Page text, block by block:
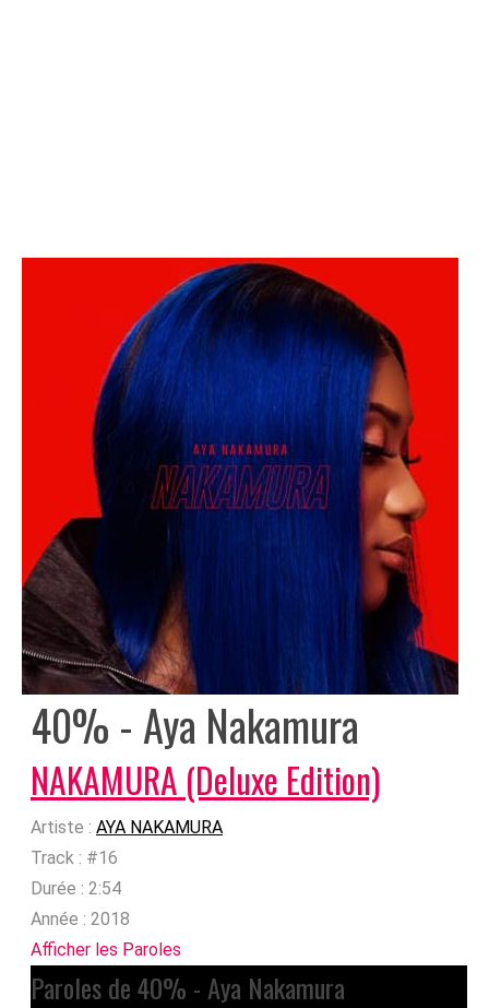
40% - Aya Nakamura
NAKAMURA (Deluxe Edition)
Artiste : AYA NAKAMURA
Track : #16
Durée : 2:54
Année : 2018
Afficher les Paroles
Paroles de 40% - Aya Nakamura